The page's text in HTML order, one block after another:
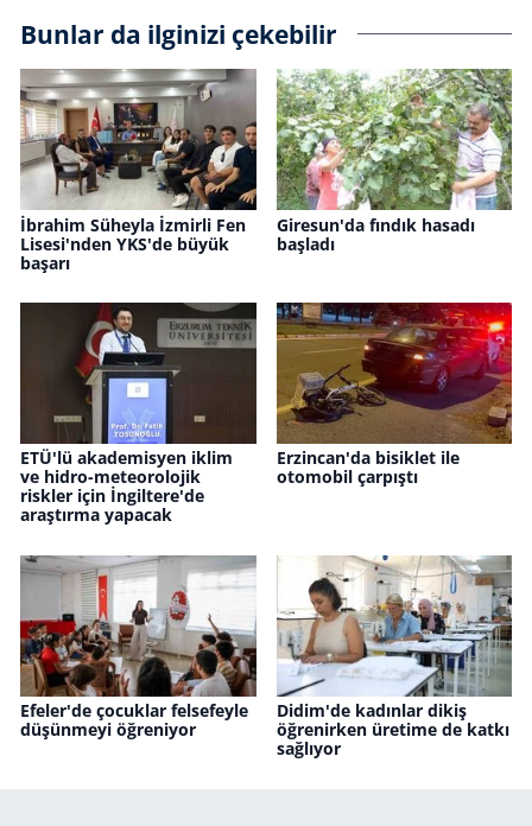
Bunlar da ilginizi çekebilir
İbrahim Süheyla İzmirli Fen
Lisesi'nden YKS'de büyük
başarı
Giresun'da fındık hasadı
başladı
ETÜ'lü akademisyen iklim
ve hidro-meteorolojik
riskler için İngiltere'de
araştırma yapacak
Erzincan'da bisiklet ile
otomobil çarpıştı
Efeler'de çocuklar felsefeyle
düşünmeyi öğreniyor
Didim'de kadınlar dikiş
öğrenirken üretime de katkı
sağlıyor